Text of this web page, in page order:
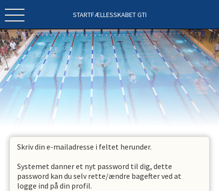
STARTFÆLLESSKABET GTI
Skriv din e-mailadresse i feltet herunder.
Systemet danner et nyt password til dig, dette
password kan du selv rette/ændre bagefter ved at
logge ind på din profil.